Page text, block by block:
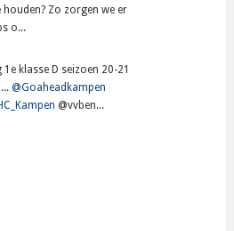
Zo zorgen we er
o...
1e klasse D seizoen 20-21
@Goaheadkampen
@vvben...